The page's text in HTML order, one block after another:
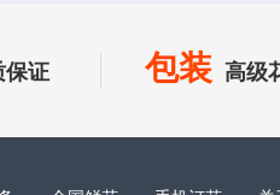
保证 包装 高级